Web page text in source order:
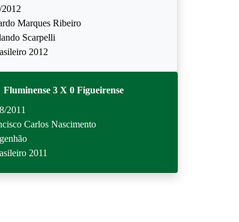
Marques Ribeiro
Scarpelli
2012
Fluminense 3 X 0 Figueirense
2011
Carlos Nascimento
2011